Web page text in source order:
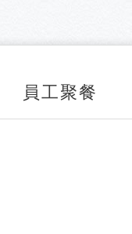
員工聚餐